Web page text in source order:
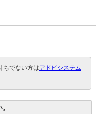
ちでない方はアドビシステム